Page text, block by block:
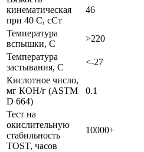
кинематическая
при 40 С, сСт
46
Температура
вспышки, С
>220
Температура
застывания, С
<-27
Кислотное число,
мг КОН/г (ASTM
D 664)
0.1
Тест на
окислительную
стабильность
TOST, часов
10000+